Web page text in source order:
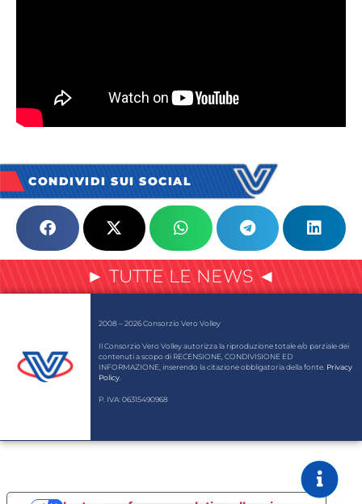
CONDIVIDI SUI SOCIAL
► TUTTE LE NEWS ◄
2008 – 2026 Consorzio Vero Volley
Il Consorzio Vero Volley autorizza la riproduzione totale e/o parziale dei
contenuti a scopo di RECENSIONE, CONDIVISIONE ED
INFORMAZIONE, inserendo la citazione obbligatoria della fonte. Privacy
Policy
P. IVA: 06315490968